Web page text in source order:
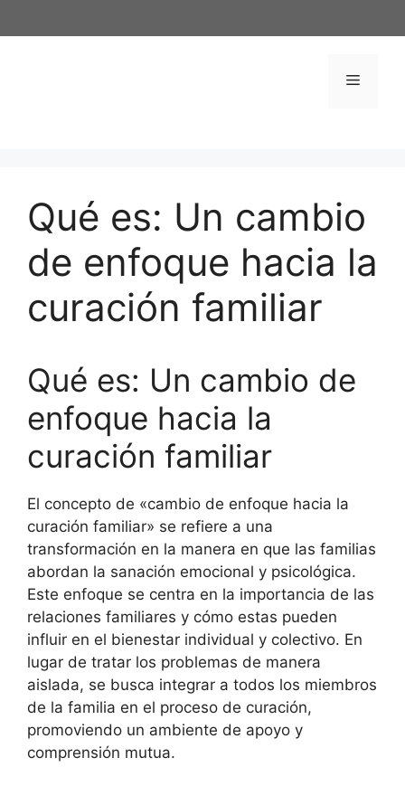
al
Menú
Qué es: Un cambio
de enfoque hacia la
curación familiar
Qué es: Un cambio de
enfoque hacia la
curación familiar
El concepto de «cambio de enfoque hacia la
curación familiar» se refiere a una
transformación en la manera en que las familias
abordan la sanación emocional y psicológica.
Este enfoque se centra en la importancia de las
relaciones familiares y cómo estas pueden
influir en el bienestar individual y colectivo. En
lugar de tratar los problemas de manera
aislada, se busca integrar a todos los miembros
de la familia en el proceso de curación,
promoviendo un ambiente de apoyo y
comprensión mutua.